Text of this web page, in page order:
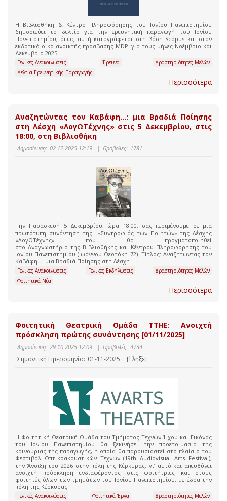
Η Βιβλιοθήκη & Κέντρο Πληροφόρησης του Ιονίου Πανεπιστημίου
δημοσιεύει το δελτίο για την ερευνητική παραγωγή του Ιονίου
Πανεπιστημίου, όπως αυτή καταγράφεται στη βάση Scopus και στον
εκδοτικό οίκο ανοικτής πρόσβασης MDPI για τους μήνες Νοέμβριο και
Δεκέμβριο 2025.
Γενικές Ανακοινώσεις Έρευνα
Δραστηριότητες Μελών
Δελτία Ερευνητικής Παραγωγής
Περισσότερα
Αναζητώντας τον Καβάφη…: μια Βραδιά Ποίησης
στη Λέσχη «ΛογΩΤέχνης» στις 5 Δεκεμβρίου, στις
18:00, στη Βιβλιοθήκη
Δημοσίευση: 02-12-2025 12:19 | Προβολές: 1781
Την Παρασκευή 5 Δεκεμβρίου, ώρα 18:00, σας περιμένουμε σε μια
πρωτότυπη συνάντηση της «Συντροφιάς των Ποιητών» της Λέσχης
«ΛογΩΤέχνης» που θα πραγματοποιηθεί
στο Αναγνωστήριο της Βιβλιοθήκης και Κέντρου Πληροφόρησης του
Ιονίου Πανεπιστημίου (Ιωάννου Θεοτόκη 72). Τίτλος: Αναζητώντας τον
Καβάφη…: μια Βραδιά Ποίησης στη Λέσχη
Γενικές Ανακοινώσεις Γενικές Εκδηλώσεις
Δραστηριότητες Μελών
Φοιτητικά Νέα
Περισσότερα
Φοιτητική Θεατρική Ομάδα ΤΤΗΕ: Ανοιχτή
πρόσκληση πρώτης συνάντησης [01/11/2025]
Δημοσίευση: 29-10-2025 12:09 | Προβολές: 4734
Σημαντική Ημερομηνία: 01-11-2025 [Έληξε]
Η Φοιτητική Θεατρική Ομάδα του Τμήματος Τεχνών Ήχου και Εικόνας
του Ιονίου Πανεπιστημίου θα ξεκινήσει την προετοιμασία της
καινούριας της παραγωγής, η οποία θα παρουσιαστεί στο πλαίσιο του
Φεστιβάλ Οπτικοακουστικών Τεχνών (19th Audiovisual Arts Festival),
την Άνοιξη του 2026 στην πόλη της Κέρκυρας, γι’ αυτό και απευθύνει
ανοιχτή πρόσκληση ενδιαφέροντος στις φοιτήτριες και στους
φοιτητές όλων των τμημάτων του Ιονίου Πανεπιστημίου, με έδρα την
πόλη της Κέρκυρας.
Γενικές Ανακοινώσεις Φοιτητικά Έργα
Δραστηριότητες Μελών